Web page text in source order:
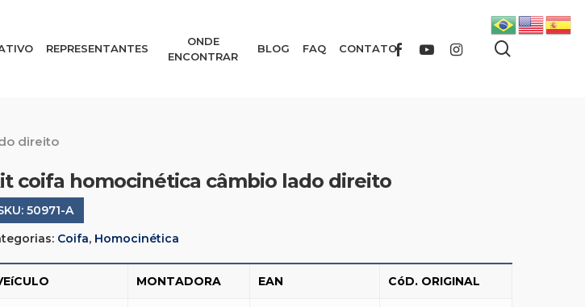
REPRESENTANTES
ONDE
ENCONTRAR
BLOG FAQ CONTATOFACEBOOKYOUTUBEINSTAGRAM
direito
coifa homocinética câmbio lado direito
50971-A
Coifa, Homocinética
MONTADORA EAN CóD. ORIGINAL